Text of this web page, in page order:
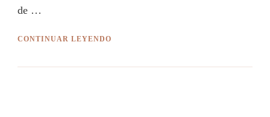
de …
CONTINUAR LEYENDO